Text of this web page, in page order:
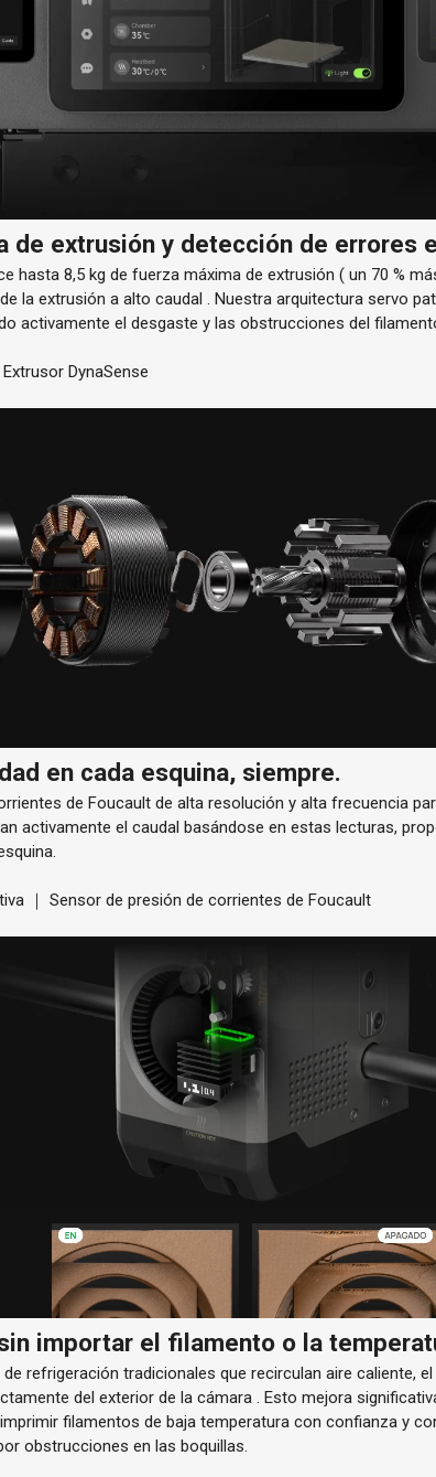
de extrusión y detección de errores
hasta8,5 kg de fuerza máxima de extrusión (un 70 %
la extrusión a alto caudal. Nuestra arquitectura servo
activamente el desgaste y las obstrucciones del
DynaSense
en cada esquina, siempre.
de Foucault de alta resolución y alta frecuencia
activamente elcaudal basándose en estas lecturas,
｜ Sensor de presión de corrientes de Foucault
importar el filamento o la
refrigeración tradicionales que recirculan aire caliente,
delexterior de la cámara . Esto mejora
filamentos de baja temperatura con confianza y
obstrucciones en las boquillas.